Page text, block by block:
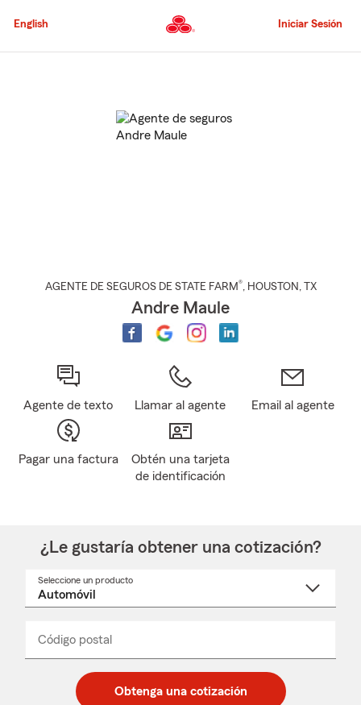
al
principal
English Iniciar Sesión
AGENTE DE SEGUROS DE STATE FARM®, HOUSTON , TX
Andre Maule
Agente de texto Llamar al agente Email al agente
Pagar una factura
Obtén una tarjeta
de identificación
¿Le gustaría obtener una cotización?
Seleccione un producto
desplegable
Código postal
de
de
_____
Obtenga una cotización